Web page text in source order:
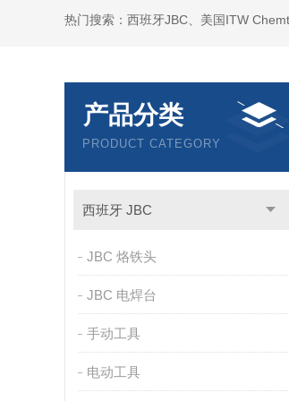
产品分类
PRODUCT CATEGORY
西班牙 JBC
JBC 烙铁头
JBC 电焊台
手动工具
电动工具